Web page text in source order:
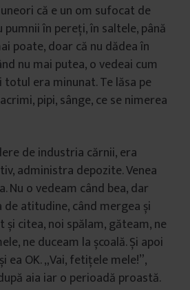
că e un om sufocat de
în pereți, în saltele, până
poate, doar că nu dădea în
nu mai putea, o vedeai cum
era minunat. Te lăsa pe
pipi, sânge, ce se nimerea
de industria cărnii, era
administra depozite. Venea
Nu o vedeam când bea, dar
atitudine, când mergea și
citea, noi spălam, găteam, ne
ne duceam la școală. Și apoi
ea OK. „Vai, fetițele mele!”,
aia iar o perioadă proastă.